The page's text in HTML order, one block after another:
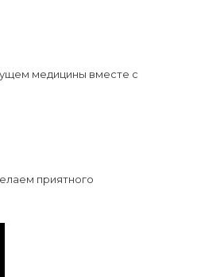
медицины вместе с
приятного